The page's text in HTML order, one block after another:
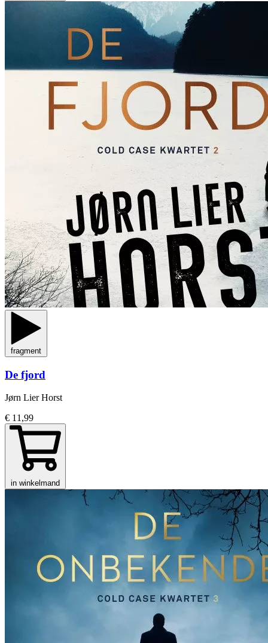
fragment
De fjord
Jørn Lier Horst
€ 11,99
in winkelmand